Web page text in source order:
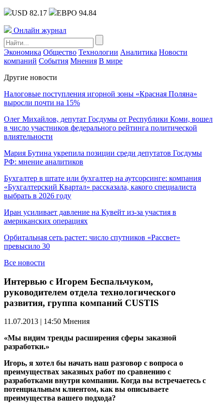
USD 82.17 ЕВРО 94.84
Онлайн журнал
Экономика Общество Технологии Аналитика Новости
компаний События Мнения В мире
Другие новости
Налоговые поступления игорной зоны «Красная Поляна»
выросли почти на 15%
Олег Михайлов, депутат Госдумы от Республики Коми, вошел
в число участников федерального рейтинга политической
влиятельности
Мария Бутина укрепила позиции среди депутатов Госдумы
РФ: мнение аналитиков
Бухгалтер в штате или бухгалтер на аутсорсинге: компания
«Бухгалтерский Квартал» рассказала, какого специалиста
выбрать в 2026 году
Иран усиливает давление на Кувейт из-за участия в
американских операциях
Орбитальная сеть растет: число спутников «Рассвет»
превысило 30
Все новости
Интервью с Игорем Беспальчуком,
руководителем отдела технологического
развития, группа компаний CUSTIS
11.07.2013 | 14:50 Мнения
«Мы видим тренды расширения сферы заказной
разработки.»
Игорь, я хотел бы начать наш разговор с вопроса о
преимуществах заказных работ по сравнению с
разработками внутри компании. Когда вы встречаетесь с
потенциальным клиентом, как вы описываете
преимущества вашего подхода?